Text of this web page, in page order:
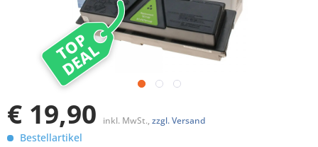
TOP
DEAL
€ 19,90 inkl. MwSt., zzgl. Versand
Bestellartikel